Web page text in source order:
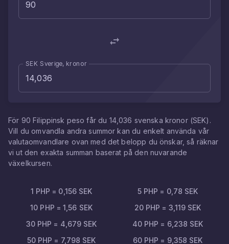
SEK Sverige, kronor
För 90 Filippinsk peso får du 14,036 svenska kronor(SEK).
Vill du omvandla andra summor kan du enkelt använda vår
valutaomvandlare ovan med det belopp du önskar, så räknar
vi ut den exakta summan baserat på den nuvarande
växelkursen.
1 PHP = 0,156 SEK 5 PHP = 0,78 SEK
10 PHP =1,56 SEK 20 PHP = 3,119 SEK
30 PHP = 4,679 SEK 40 PHP = 6,238 SEK
50 PHP = 7,798 SEK 60 PHP = 9,358 SEK